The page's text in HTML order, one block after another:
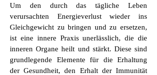
Um den durch das tägliche Leben
verursachten Energieverlust wieder ins
Gleichgewicht zu bringen und zu ersetzen,
ist eine innere Praxis unerlässlich, die die
inneren Organe heilt und stärkt. Diese sind
grundlegende Elemente für die Erhaltung
der Gesundheit, den Erhalt der Immunität